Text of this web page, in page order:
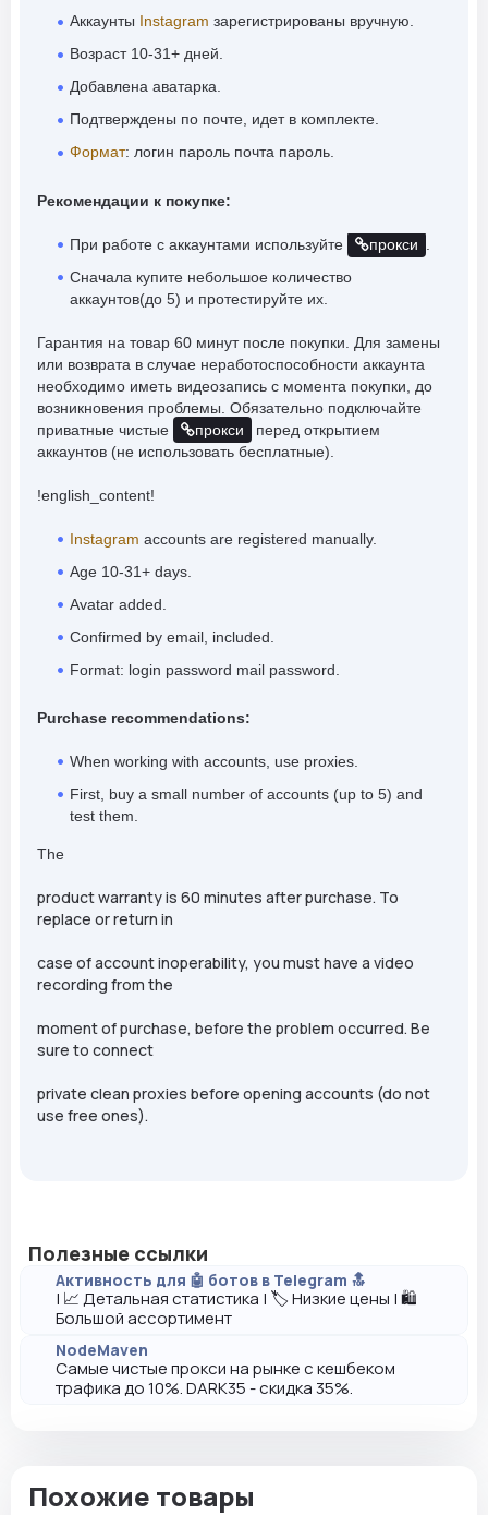
Аккаунты Instagram зарегистрированы вручную.
Возраст 10-31+ дней.
Добавлена аватарка.
Подтверждены по почте, идет в комплекте.
Формат: логин пароль почта пароль.
Рекомендации к покупке:
При работе с аккаунтами используйте прокси
Сначала купите небольшое количество
аккаунтов(до 5) и протестируйте их.
Гарантия на товар 60 минут после покупки. Для замены
или возврата в случае неработоспособности аккаунта
необходимо иметь видеозапись с момента покупки, до
возникновения проблемы. Обязательно подключайте
приватные чистые
прокси
перед открытием
аккаунтов (не использовать бесплатные).
!english_content!
Instagram accounts are registered manually.
Age 10-31+ days.
Avatar added.
Confirmed by email, included.
Format: login password mail password.
Purchase recommendations:
When working with accounts, use proxies.
First, buy a small number of accounts (up to 5) and
test them.
The
product warranty is 60 minutes after purchase. To
replace or return in
case of account inoperability, you must have a video
recording from the
moment of purchase, before the problem occurred. Be
sure to connect
private clean proxies before opening accounts (do not
use free ones).
Полезные ссылки
Активность для 🤖 ботов в Telegram 🔝
| 📈 Детальная статистика | 🏷️ Низкие цены | 🛍️
Большой ассортимент
NodeMaven
Самые чистые прокси на рынке с кешбеком
трафика до 10%. DARK35 - скидка 35%.
Похожие товары